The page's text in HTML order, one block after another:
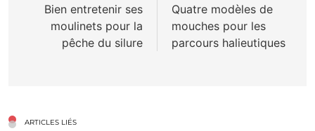
l’article
Bien entretenir ses
moulinets pour la
pêche du silure
Quatre modèles de
mouches pour les
parcours halieutiques
ARTICLES LIÉS